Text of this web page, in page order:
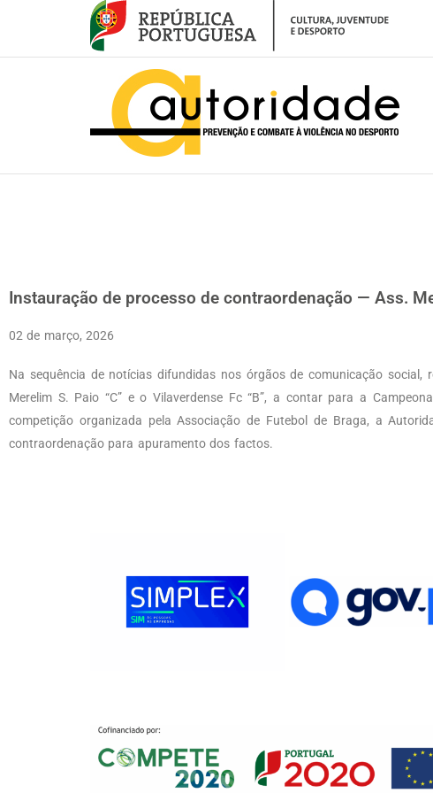
Instauração de processo de contraordenação — Ass.
02 de março, 2026
Na sequência de notícias difundidas nos órgãos de comunicação
Merelim S. Paio “C” e o Vilaverdense Fc “B”, a contar para a
competição organizada pela Associação de Futebol de Braga, a
contraordenação para apuramento dos factos.